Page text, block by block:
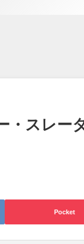
・スレー
Pocket